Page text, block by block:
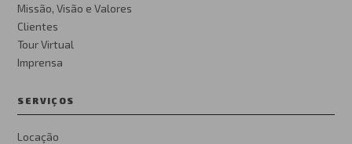
Missão, Visão e Valores
Clientes
Tour Virtual
Imprensa
SERVIÇOS
Locação